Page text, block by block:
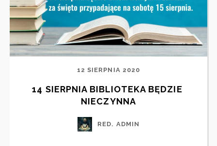
12 SIERPNIA 2020
14 SIERPNIA BIBLIOTEKA BĘDZIE
NIECZYNNA
RED. ADMIN